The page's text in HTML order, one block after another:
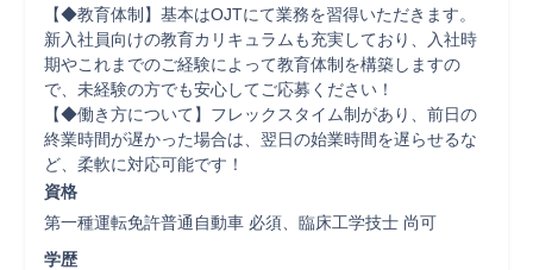
【◆教育体制】基本はOJTにて業務を習得いただきます。
新入社員向けの教育カリキュラムも充実しており、入社時
期やこれまでのご経験によって教育体制を構築しますの
で、未経験の方でも安心してご応募ください！
【◆働き方について】フレックスタイム制があり、前日の
終業時間が遅かった場合は、翌日の始業時間を遅らせるな
ど、柔軟に対応可能です！
資格
第一種運転免許普通自動車 必須、臨床工学技士 尚可
学歴